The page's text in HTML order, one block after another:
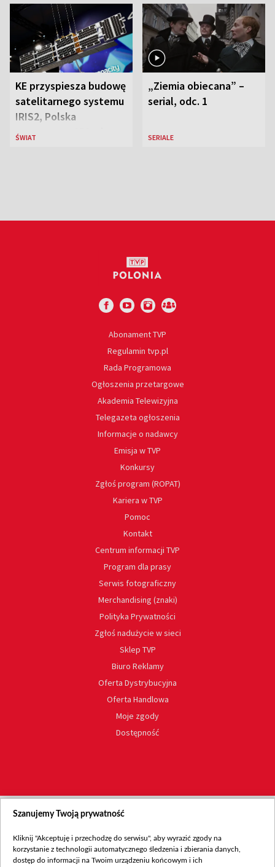
KE przyspiesza budowę
satelitarnego systemu
IRIS2, Polska
przeznaczy 656 mln
ŚWIAT
„Ziemia obiecana” –
serial, odc. 1
SERIALE
Abonament TVP
Regulamin tvp.pl
Rada Programowa
Ogłoszenia przetargowe
Akademia Telewizyjna
Telegazeta ogłoszenia
Informacje o nadawcy
Emisja w TVP
Konkursy
Zgłoś program (ROPAT)
Kariera w TVP
Pomoc
Kontakt
Centrum informacji TVP
Program dla prasy
Serwis fotograficzny
Merchandising (znaki)
Polityka Prywatności
Zgłoś nadużycie w sieci
Sklep TVP
Biuro Reklamy
Oferta Dystrybucyjna
Oferta Handlowa
Moje zgody
Dostępność
Szanujemy Twoją prywatność
Kliknij "Akceptuję i przechodzę do serwisu", aby wyrazić zgody na
korzystanie z technologii automatycznego śledzenia i zbierania danych,
dostęp do informacji na Twoim urządzeniu końcowym i ich